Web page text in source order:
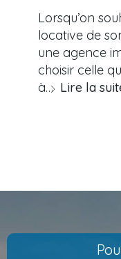
Lorsqu’on
locative de
une agence
choisir celle
à… Lire la